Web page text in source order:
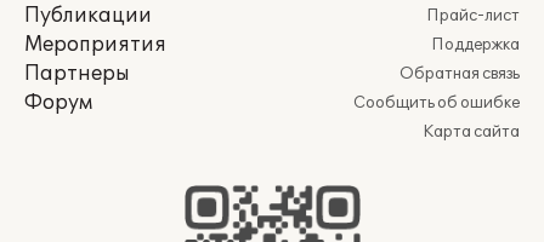
Публикации
Мероприятия
Партнеры
Форум
Прайс-лист
Поддержка
Обратная связь
Сообщить об ошибке
Карта сайта